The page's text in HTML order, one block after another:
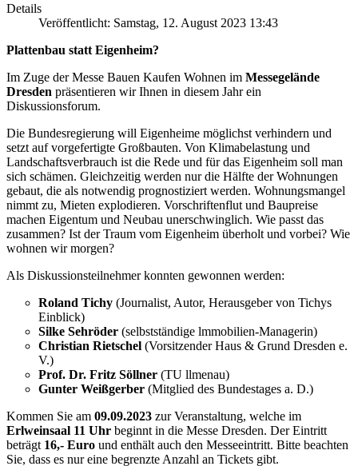
Details
Veröffentlicht: Samstag, 12. August 2023 13:43
Plattenbau statt Eigenheim?
Im Zuge der Messe Bauen Kaufen Wohnen im Messegelände
Dresden präsentieren wir Ihnen in diesem Jahr ein
Diskussionsforum.
Die Bundesregierung will Eigenheime möglichst verhindern und
setzt auf vorgefertigte Großbauten. Von Klimabelastung und
Landschaftsverbrauch ist die Rede und für das Eigenheim soll man
sich schämen. Gleichzeitig werden nur die Hälfte der Wohnungen
gebaut, die als notwendig prognostiziert werden. Wohnungsmangel
nimmt zu, Mieten explodieren. Vorschriftenflut und Baupreise
machen Eigentum und Neubau unerschwinglich. Wie passt das
zusammen? Ist der Traum vom Eigenheim überholt und vorbei? Wie
wohnen wir morgen?
Als Diskussionsteilnehmer konnten gewonnen werden:
Roland Tichy (Journalist, Autor, Herausgeber von Tichys
Einblick)
Silke Sehröder (selbstständige lmmobilien-Managerin)
Christian Rietschel (Vorsitzender Haus & Grund Dresden e.
V.)
Prof. Dr. Fritz Söllner (TU llmenau)
Gunter Weißgerber (Mitglied des Bundestages a. D.)
Kommen Sie am 09.09.2023 zur Veranstaltung, welche im
Erlweinsaal 11 Uhr beginnt in die Messe Dresden. Der Eintritt
beträgt 16,- Euro und enthält auch den Messeeintritt. Bitte beachten
Sie, dass es nur eine begrenzte Anzahl an Tickets gibt.